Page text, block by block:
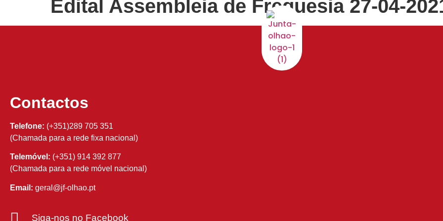
Edital Assembleia de Freguesia 27-04-
Contactos
Telefone: (+351)289 705 351
(Chamada para a rede fixa nacional)
Telemóvel: (+351) 914 392 877
(Chamada para a rede móvel nacional)
Email: geral@jf-olhao.pt
Siga-nos no Facebook